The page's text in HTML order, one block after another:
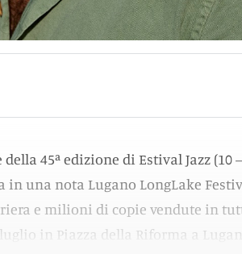
45ª edizione di Estival Jazz (10
in una nota Lugano LongLake
e milioni di copie vendute in
in Piazza della Riforma a